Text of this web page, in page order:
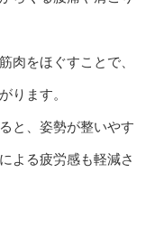
肉をほぐすことで、
ります。
と、姿勢が整いやす
よる疲労感も軽減さ